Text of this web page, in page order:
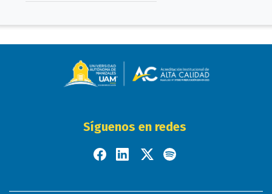
Síguenos en redes